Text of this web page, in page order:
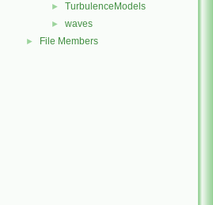
► TurbulenceModels
► waves
► File Members